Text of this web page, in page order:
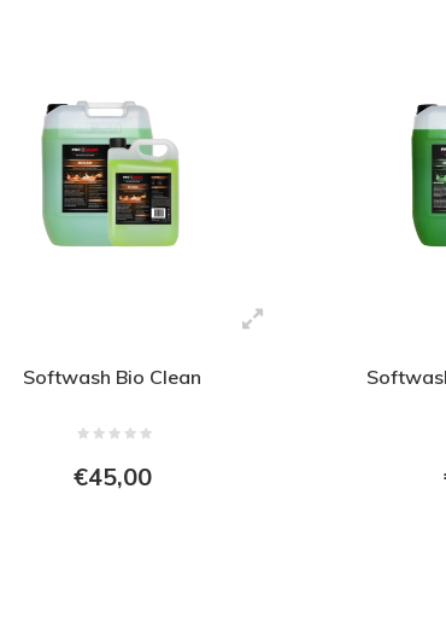
Softwash Bio Clean
€45,00